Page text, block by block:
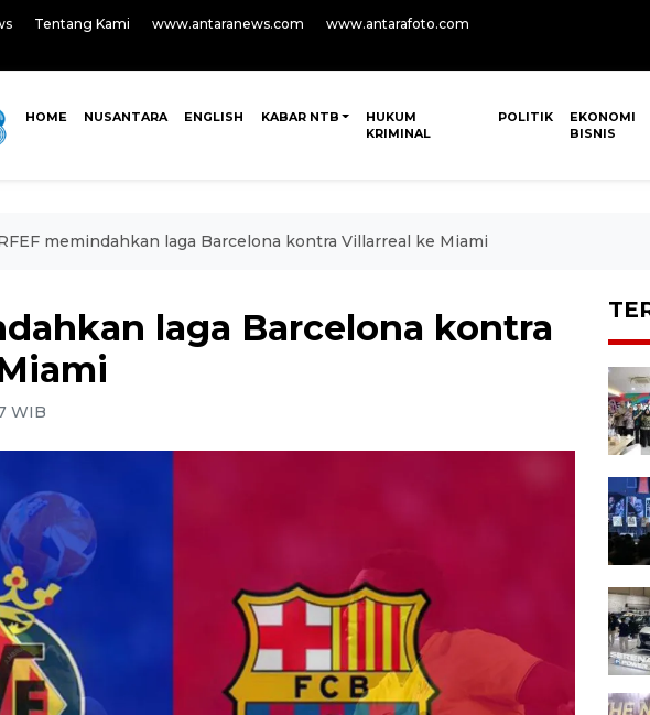
Tentang Kami www.antaranews.com
www.antarafoto.com
HOME NUSANTARA ENGLISH KABAR NTB
HUKUM
KRIMINAL
POLITIK
EKONOMI
BISNIS
memindahkan laga Barcelona kontra Villarreal ke Miami
laga Barcelona kontra
WIB